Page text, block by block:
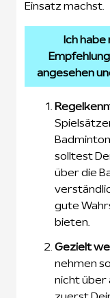
Einsatz machst.
Ich
angesehen
solltest
über die
gute
bieten.
Gezielt
nehmen
nicht über